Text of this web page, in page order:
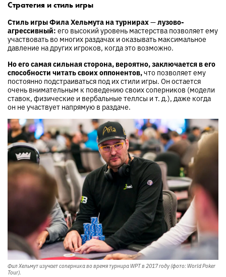
Стратегия и стиль игры
Стиль игры Фила Хельмута на турнирах—лузово-
агрессивный: его высокий уровень мастерства позволяет ему
участвовать во многих раздачах и оказывать максимальное
давление на других игроков, когда это возможно.
Но его самая сильная сторона, вероятно, заключается в его
способности читать своих оппонентов,что позволяет ему
постоянно подстраиваться под их стили игры. Он остается
очень внимательным к поведению своих соперников (модели
ставок, физические и вербальные теллсы и т. д.), даже когда
он не участвует напрямую в раздаче.
Фил Хельмут изучает соперника во время турнира WPT в 2017 году (фото: World Poker
Tour).